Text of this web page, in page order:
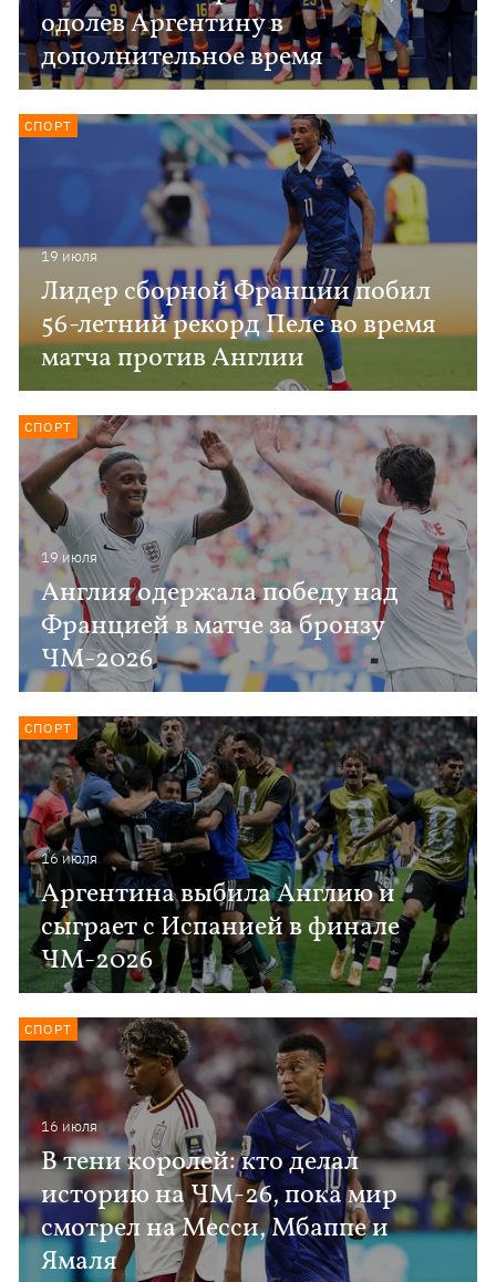
одолев Аргентину в
дополнительное время
19 июля
Лидер сборной Франции побил
56-летний рекорд Пеле во время
матча против Англии
СПОРТ
19 июля
Англия одержала победу над
Францией в матче за бронзу
ЧМ-2026
СПОРТ
16 июля
Аргентина выбила Англию и
сыграет с Испанией в финале
ЧМ-2026
СПОРТ
16 июля
В тени королей: кто делал
историю на ЧМ-26, пока мир
смотрел на Месси, Мбаппе и
Ямаля
СПОРТ